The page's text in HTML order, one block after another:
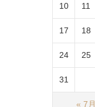
« 7月
10 11
17 18
24 25
31